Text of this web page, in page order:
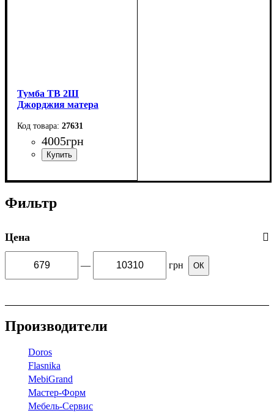
Тумба ТВ 2Ш
Джорджия матера
27631
4005грн
Ширина: 139,2 см
Глубина: 47,2 см
Фильтр
Цена
— грн ОК
Производители
Doros
Flasnika
МebiGrand
Мастер-Форм
Мебель-Сервис